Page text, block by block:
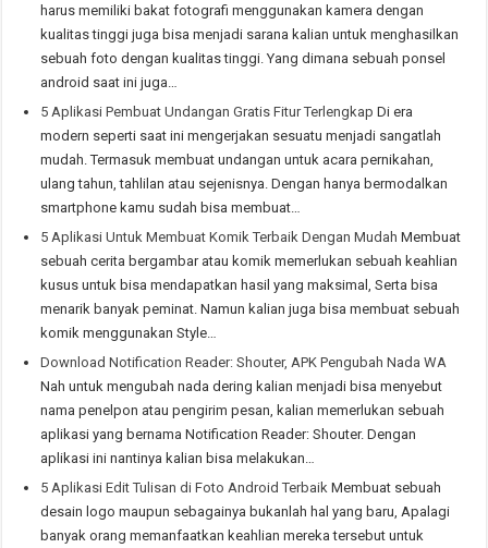
harus memiliki bakat fotografi menggunakan kamera dengan
kualitas tinggi juga bisa menjadi sarana kalian untuk menghasilkan
sebuah foto dengan kualitas tinggi. Yang dimana sebuah ponsel
android saat ini juga…
5 Aplikasi Pembuat Undangan Gratis Fitur Terlengkap Di era
modern seperti saat ini mengerjakan sesuatu menjadi sangatlah
mudah. Termasuk membuat undangan untuk acara pernikahan,
ulang tahun, tahlilan atau sejenisnya. Dengan hanya bermodalkan
smartphone kamu sudah bisa membuat…
5 Aplikasi Untuk Membuat Komik Terbaik Dengan Mudah Membuat
sebuah cerita bergambar atau komik memerlukan sebuah keahlian
kusus untuk bisa mendapatkan hasil yang maksimal, Serta bisa
menarik banyak peminat. Namun kalian juga bisa membuat sebuah
komik menggunakan Style…
Download Notification Reader: Shouter, APK Pengubah Nada WA
Nah untuk mengubah nada dering kalian menjadi bisa menyebut
nama penelpon atau pengirim pesan, kalian memerlukan sebuah
aplikasi yang bernama Notification Reader: Shouter. Dengan
aplikasi ini nantinya kalian bisa melakukan…
5 Aplikasi Edit Tulisan di Foto Android Terbaik Membuat sebuah
desain logo maupun sebagainya bukanlah hal yang baru, Apalagi
banyak orang memanfaatkan keahlian mereka tersebut untuk